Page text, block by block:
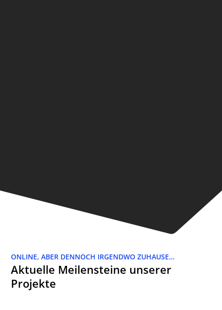
ONLINE, ABER DENNOCH IRGENDWO ZUHAUSE…
Aktuelle Meilensteine unserer
Projekte